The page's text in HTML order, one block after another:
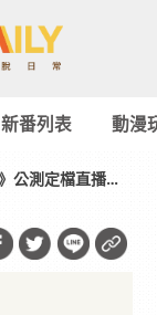
新番列表 動漫
公測定檔直播